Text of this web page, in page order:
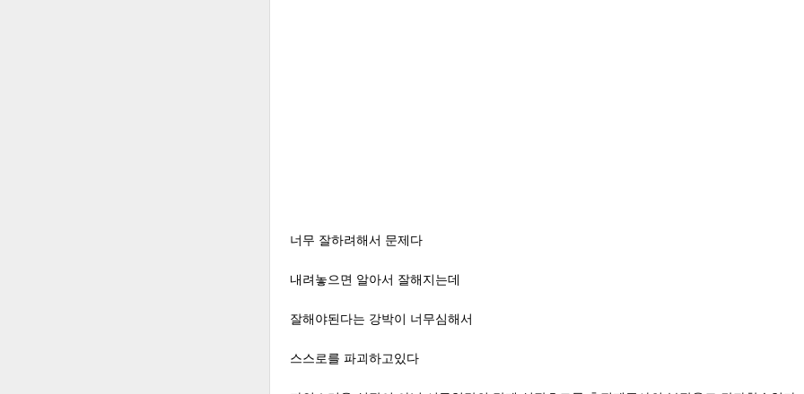
너무 잘하려해서 문제다
내려놓으면 알아서 잘해지는데
잘해야된다는 강박이 너무심해서
스스로를 파괴하고있다